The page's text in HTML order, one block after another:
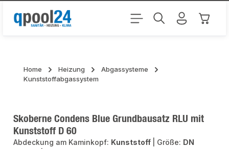
Zum Hauptinhalt springen
Home Heizung
Abgassysteme
Kunststoffabgassystem
Skoberne Condens Blue Grundbausatz RLU mit
Kunststoff D 60
Abdeckung am Kaminkopf: Kunststoff Größe: DN